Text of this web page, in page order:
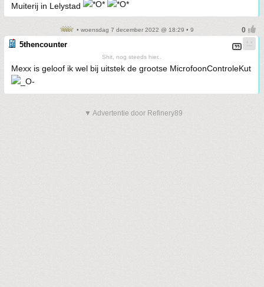
Muiterij in Lelystad
• woensdag 7 december 2022 @ 18:29 • 9
5thencounter
Shit, nog steeds hier..
Mexx is geloof ik wel bij uitstek de grootse MicrofoonControleKut
▼ Advertentie door Refinery89